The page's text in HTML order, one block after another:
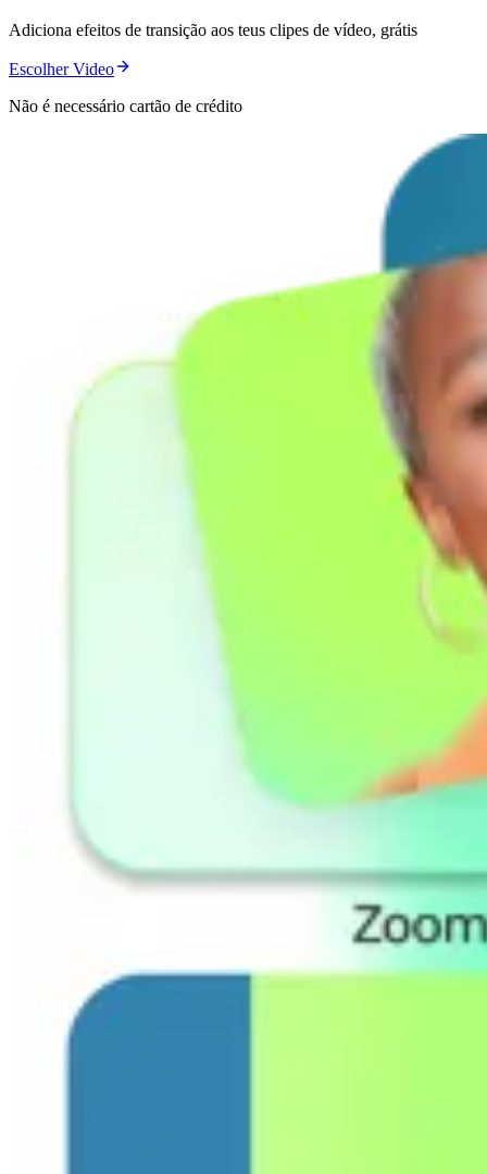
Adiciona efeitos de transição aos teus clipes de vídeo, grátis
Escolher Video
Não é necessário cartão de crédito